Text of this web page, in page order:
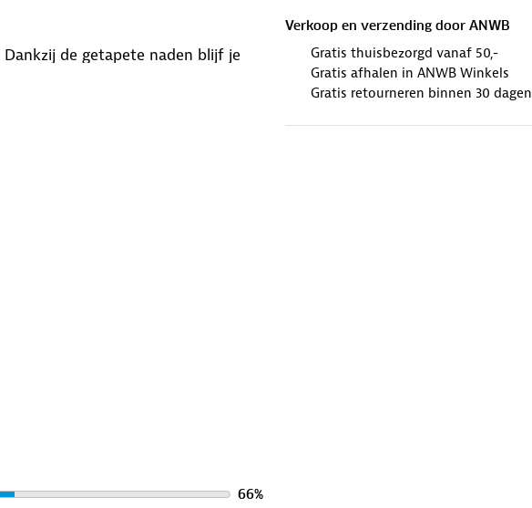
Verkoop en verzending door ANWB
Gratis thuisbezorgd vanaf 50,-
Gratis afhalen in ANWB Winkels
Gratis retourneren binnen 30 dagen
Dankzij de getapete naden blijf je
behaaglijk, ongeacht het weer. De
tussen isolatie en ventilatie.
maakt voor wisselvallig weer.
comfort tijdens actieve
en bescherming - je krijgt het
het in bij onze winkels. Wij
66%